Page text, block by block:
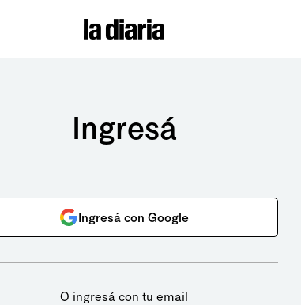
Ingresá
Ingresá con Google
O ingresá con tu email